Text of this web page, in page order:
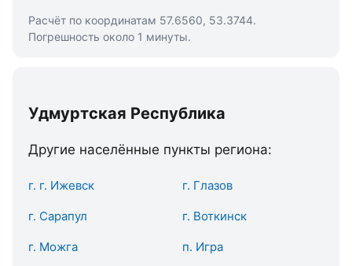
Расчёт по координатам 57.6560, 53.3744.
Погрешность около 1 минуты.
Удмуртская Республика
Другие населённые пункты региона:
г. г. Ижевск г. Глазов
г. Сарапул г. Воткинск
г. Можга п. Игра